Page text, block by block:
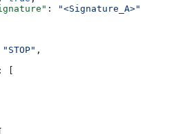
:
"<Signature_A>"
"STOP" ,
: [